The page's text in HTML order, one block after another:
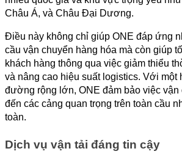
Châu Á, và Châu Đại Dương.
Điều này không chỉ giúp ONE đáp ứng
cầu vận chuyển hàng hóa mà còn giúp
khách hàng thông qua việc giảm thiểu
và nâng cao hiệu suất logistics. Với một
đường rộng lớn, ONE đảm bảo việc vận
đến các cảng quan trọng trên toàn cầu
toàn.
Dịch vụ vận tải đáng tin cậy